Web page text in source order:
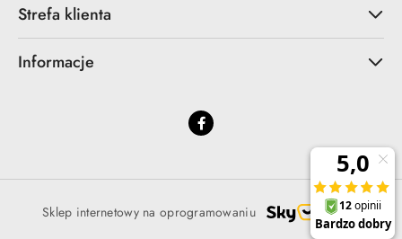
Strefa klienta
Informacje
Sklep internetowy na oprogramowaniu